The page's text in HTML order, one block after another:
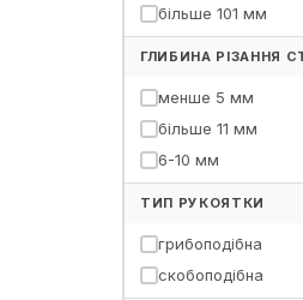
більше 101 мм
ГЛИБИНА РІЗАННЯ
менше 5 мм
більше 11 мм
6-10 мм
ТИП РУКОЯТКИ
грибоподібна
скобоподібна